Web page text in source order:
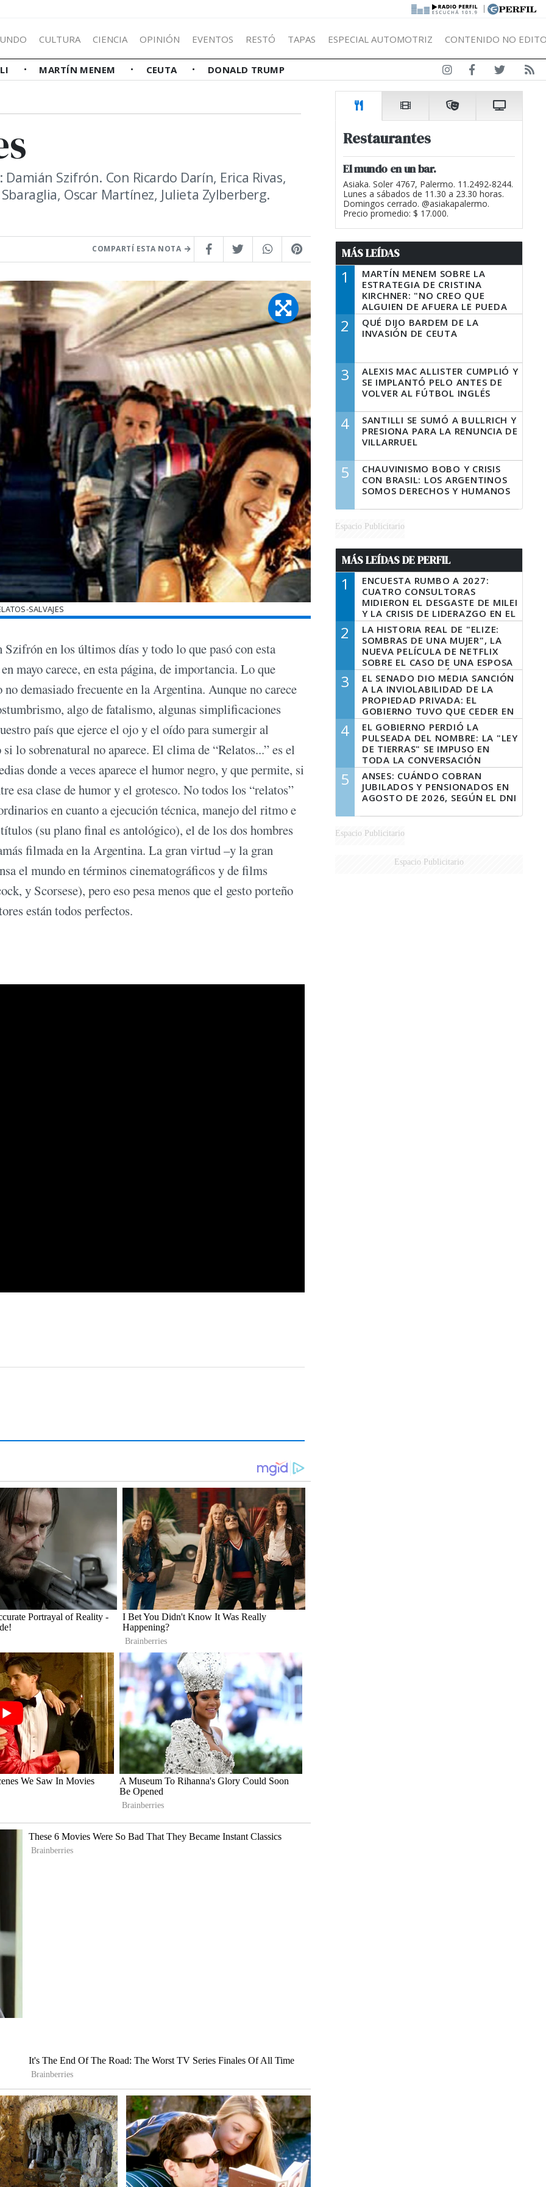
|
CULTURA CIENCIA OPINIÓN EVENTOS RESTÓ TAPAS ESPECIAL AUTOMOTRIZ CONTENIDO NO
MARTÍN MENEM CEUTA DONALD TRUMP
Szifrón. Con Ricardo Darín, Erica Rivas,
Oscar Martínez, Julieta Zylberberg.
COMPARTÍ ESTA NOTA
SALVAJES
Szifrón en los últimos días y todo lo que pasó con esta
mayo carece, en esta página, de importancia. Lo que
demasiado frecuente en la Argentina. Aunque no carece
algo de fatalismo, algunas simplificaciones
país que ejerce el ojo y el oído para sumergir al
lo sobrenatural no aparece. El clima de “Relatos...” es el
donde a veces aparece el humor negro, y que permite, si
esa clase de humor y el grotesco. No todos los “relatos”
en cuanto a ejecución técnica, manejo del ritmo e
(su plano final es antológico), el de los dos hombres
filmada en la Argentina. La gran virtud –y la gran
el mundo en términos cinematográficos y de films
y Scorsese), pero eso pesa menos que el gesto porteño
están todos perfectos.
Restaurantes
El mundo en un bar.
Asiaka. Soler 4767, Palermo. 11.2492-8244.
Lunes a sábados de 11.30 a 23.30 horas.
Domingos cerrado. @asiakapalermo.
Precio promedio: $ 17.000.
MÁS LEÍDAS
1
MARTÍN MENEM SOBRE LA
ESTRATEGIA DE CRISTINA
KIRCHNER: "NO CREO QUE
ALGUIEN DE AFUERA LE PUEDA
DECIR A LA JUSTICIA LO QUE
TIENE QUE HACER"
2
QUÉ DIJO BARDEM DE LA
INVASIÓN DE CEUTA
3
ALEXIS MAC ALLISTER CUMPLIÓ Y
SE IMPLANTÓ PELO ANTES DE
VOLVER AL FÚTBOL INGLÉS
4
SANTILLI SE SUMÓ A BULLRICH Y
PRESIONA PARA LA RENUNCIA DE
VILLARRUEL
5
CHAUVINISMO BOBO Y CRISIS
CON BRASIL: LOS ARGENTINOS
SOMOS DERECHOS Y HUMANOS
Espacio Publicitario
MÁS LEÍDAS DE PERFIL
1
ENCUESTA RUMBO A 2027:
CUATRO CONSULTORAS
MIDIERON EL DESGASTE DE MILEI
Y LA CRISIS DE LIDERAZGO EN EL
PERONISMO
2
LA HISTORIA REAL DE "ELIZE:
SOMBRAS DE UNA MUJER", LA
NUEVA PELÍCULA DE NETFLIX
SOBRE EL CASO DE UNA ESPOSA
QUE DESCUARTIZÓ A SU
MARIDO
3
EL SENADO DIO MEDIA SANCIÓN
A LA INVIOLABILIDAD DE LA
PROPIEDAD PRIVADA: EL
GOBIERNO TUVO QUE CEDER EN
LA LEY DEL MANEJO DEL FUEGO
4
EL GOBIERNO PERDIÓ LA
PULSEADA DEL NOMBRE: LA "LEY
DE TIERRAS" SE IMPUSO EN
TODA LA CONVERSACIÓN
DIGITAL
5
ANSES: CUÁNDO COBRAN
JUBILADOS Y PENSIONADOS EN
AGOSTO DE 2026, SEGÚN EL DNI
Espacio Publicitario
Espacio Publicitario